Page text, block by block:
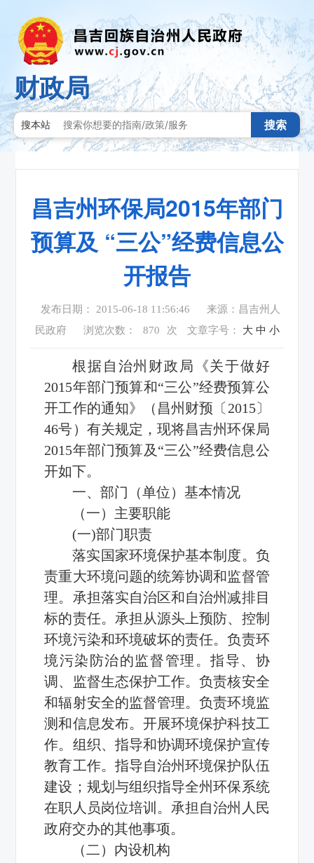
财政局
搜本站 搜索
昌吉州环保局2015年部门
预算及 “三公”经费信息公
开报告
发布日期： 2015-06-18 11:56:46
来源：昌吉州人
民政府
浏览次数： 870 次 文章字号： 大 中 小
根据自治州财政局《关于做好
2015年部门预算和“三公”经费预算公
开工作的通知》（昌州财预〔2015〕
46号）有关规定，现将昌吉州环保局
2015年部门预算及 “三公”经费信息公
开如下。
一、部门（单位）基本情况
（一）主要职能
(一)部门职责
落实国家环境保护基本制度。负
责重大环境问题的统筹协调和监督管
理。承担落实自治区和自治州减排目
标的责任。承担从源头上预防、控制
环境污染和环境破坏的责任。负责环
境污染防治的监督管理。指导、协
调、监督生态保护工作。负责核安全
和辐射安全的监督管理。负责环境监
测和信息发布。开展环境保护科技工
作。组织、指导和协调环境保护宣传
教育工作。指导自治州环境保护队伍
建设；规划与组织指导全州环保系统
在职人员岗位培训。承担自治州人民
政府交办的其他事项。
（二）内设机构